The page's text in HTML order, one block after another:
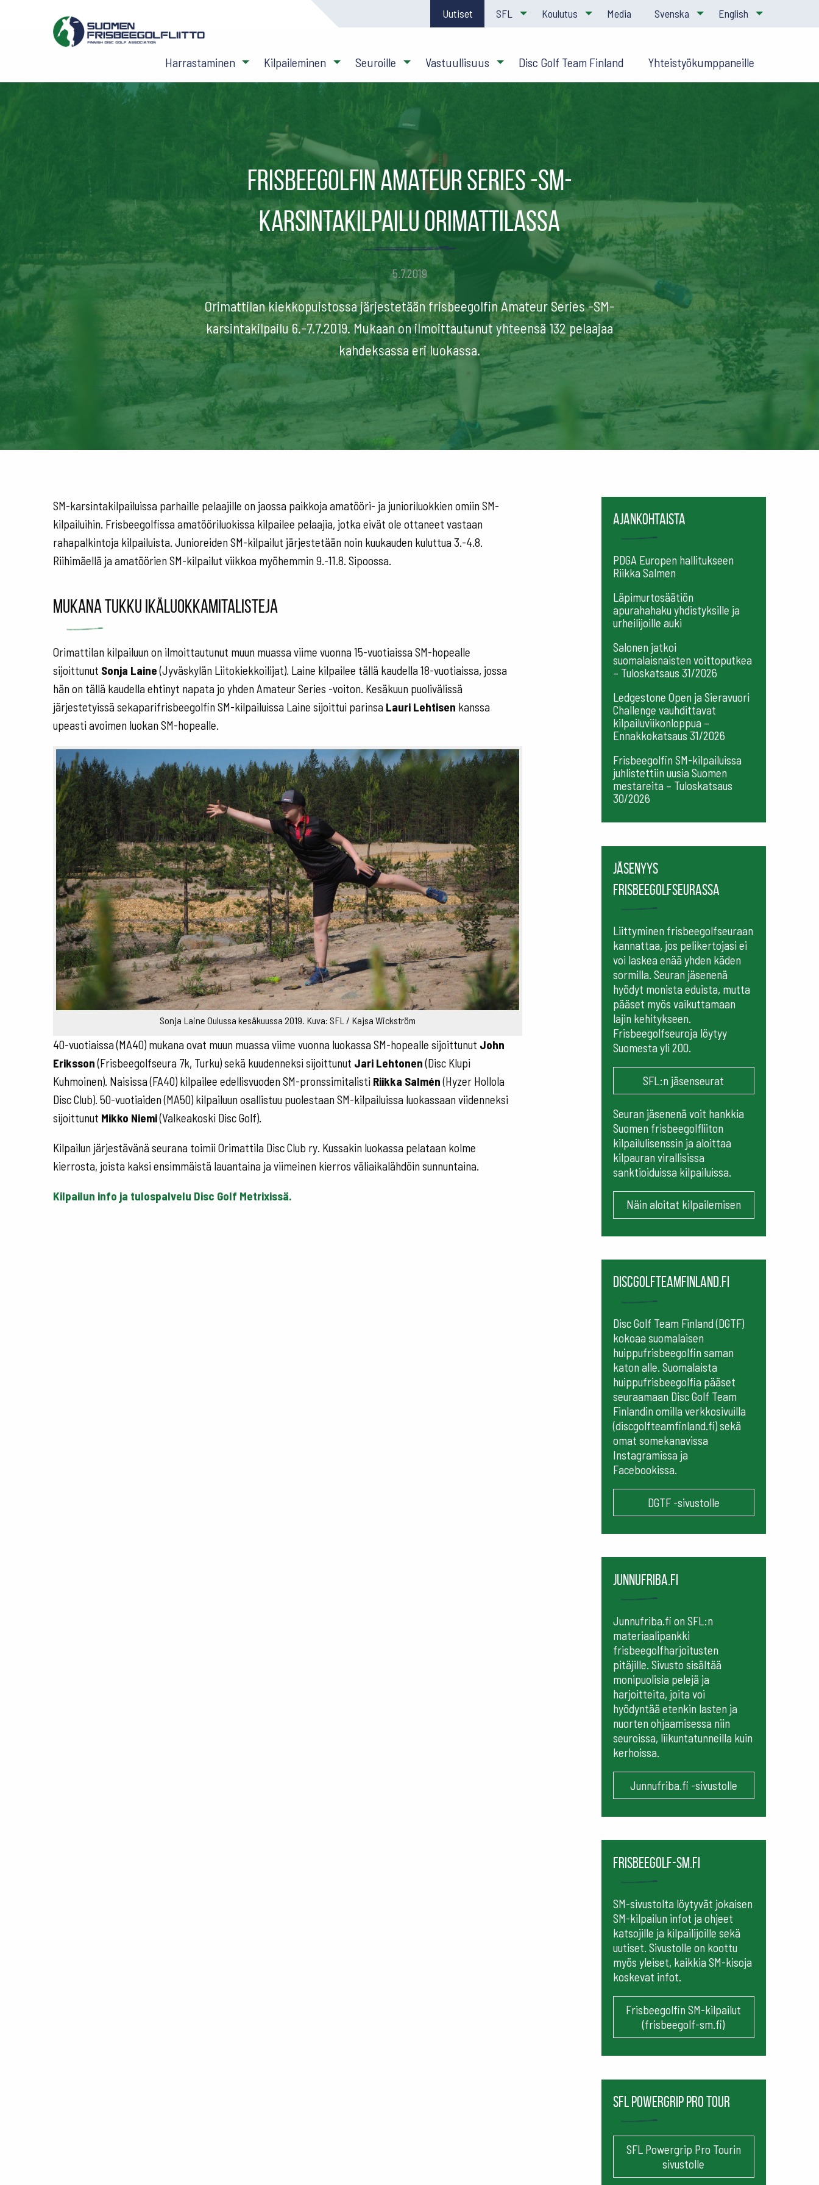
Uutiset SFL Koulutus Media Svenska English
Harrastaminen Kilpaileminen Seuroille Vastuullisuus Disc Golf Team Finland Yhteistyökumppaneille
Frisbeegolfin Amateur Series -SM-
karsintakilpailu Orimattilassa
5.7.2019
Orimattilan kiekkopuistossa järjestetään frisbeegolfin Amateur Series -SM-
karsintakilpailu 6.-7.7.2019. Mukaan on ilmoittautunut yhteensä 132 pelaajaa
kahdeksassa eri luokassa.
SM-karsintakilpailuissa parhaille pelaajille on jaossa paikkoja amatööri- ja junioriluokkien omiin SM-
kilpailuihin. Frisbeegolfissa amatööriluokissa kilpailee pelaajia, jotka eivät ole ottaneet vastaan
rahapalkintoja kilpailuista. Junioreiden SM-kilpailut järjestetään noin kuukauden kuluttua 3.-4.8.
Riihimäellä ja amatöörien SM-kilpailut viikkoa myöhemmin 9.-11.8. Sipoossa.
Mukana tukku ikäluokkamitalisteja
Orimattilan kilpailuun on ilmoittautunut muun muassa viime vuonna 15-vuotiaissa SM-hopealle
sijoittunut Sonja Laine(Jyväskylän Liitokiekkoilijat). Laine kilpailee tällä kaudella 18-vuotiaissa, jossa
hän on tällä kaudella ehtinyt napata jo yhden Amateur Series -voiton. Kesäkuun puolivälissä
järjestetyissä sekaparifrisbeegolfin SM-kilpailuissa Laine sijoittui parinsa Lauri Lehtisen kanssa
upeasti avoimen luokan SM-hopealle.
Sonja Laine Oulussa kesäkuussa 2019. Kuva: SFL / Kajsa Wickström
40-vuotiaissa (MA40) mukana ovat muun muassa viime vuonna luokassa SM-hopealle sijoittunut John
Eriksson(Frisbeegolfseura 7k, Turku) sekä kuudenneksi sijoittunut Jari Lehtonen(Disc Klupi
Kuhmoinen). Naisissa (FA40) kilpailee edellisvuoden SM-pronssimitalisti Riikka Salmén(Hyzer Hollola
Disc Club). 50-vuotiaiden (MA50) kilpailuun osallistuu puolestaan SM-kilpailuissa luokassaan viidenneksi
sijoittunut Mikko Niemi(Valkeakoski Disc Golf).
Kilpailun järjestävänä seurana toimii Orimattila Disc Club ry. Kussakin luokassa pelataan kolme
kierrosta, joista kaksi ensimmäistä lauantaina ja viimeinen kierros väliaikalähdöin sunnuntaina.
Kilpailun info ja tulospalvelu Disc Golf Metrixissä.
Ajankohtaista
PDGA Europen hallitukseen
Riikka Salmen
Läpimurtosäätiön
apurahahaku yhdistyksille ja
urheilijoille auki
Salonen jatkoi
suomalaisnaisten voittoputkea
– Tuloskatsaus 31/2026
Ledgestone Open ja Sieravuori
Challenge vauhdittavat
kilpailuviikonloppua –
Ennakkokatsaus 31/2026
Frisbeegolfin SM-kilpailuissa
juhlistettiin uusia Suomen
mestareita – Tuloskatsaus
30/2026
Jäsenyys
frisbeegolfseurassa
Liittyminen frisbeegolfseuraan
kannattaa, jos pelikertojasi ei
voi laskea enää yhden käden
sormilla. Seuran jäsenenä
hyödyt monista eduista, mutta
pääset myös vaikuttamaan
lajin kehitykseen.
Frisbeegolfseuroja löytyy
Suomesta yli 200.
SFL:n jäsenseurat
Seuran jäsenenä voit hankkia
Suomen frisbeegolfliiton
kilpailulisenssin ja aloittaa
kilpauran virallisissa
sanktioiduissa kilpailuissa.
Näin aloitat kilpailemisen
Discgolfteamfinland.fi
Disc Golf Team Finland (DGTF)
kokoaa suomalaisen
huippufrisbeegolfin saman
katon alle. Suomalaista
huippufrisbeegolfia pääset
seuraamaan Disc Golf Team
Finlandin omilla verkkosivuilla
(discgolfteamfinland.fi) sekä
omat somekanavissa
Instagramissa ja
Facebookissa.
DGTF -sivustolle
Junnufriba.fi
Junnufriba.fi on SFL:n
materiaalipankki
frisbeegolfharjoitusten
pitäjille. Sivusto sisältää
monipuolisia pelejä ja
harjoitteita, joita voi
hyödyntää etenkin lasten ja
nuorten ohjaamisessa niin
seuroissa, liikuntatunneilla kuin
kerhoissa.
Junnufriba.fi -sivustolle
frisbeegolf-sm.fi
SM-sivustolta löytyvät jokaisen
SM-kilpailun infot ja ohjeet
katsojille ja kilpailijoille sekä
uutiset. Sivustolle on koottu
myös yleiset, kaikkia SM-kisoja
koskevat infot.
Frisbeegolfin SM-kilpailut
(frisbeegolf-sm.fi)
SFL Powergrip Pro Tour
SFL Powergrip Pro Tourin
sivustolle